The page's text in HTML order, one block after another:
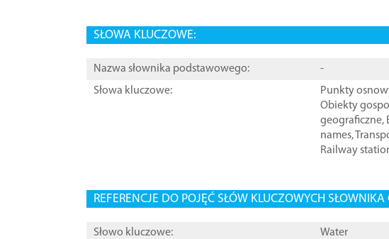
SŁOWA KLUCZOWE:
Nazwa słownika podstawowego:
-
Słowa kluczowe:
Punkty
Obiekty
geograficzne,
names,
Railway
REFERENCJE DO POJĘĆ SŁÓW KLUCZOWYCH SŁOWNIKA
Słowo kluczowe:
Water